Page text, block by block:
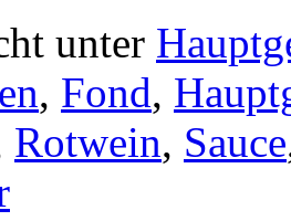
unter
, Fond,
Rotwein, Sauce